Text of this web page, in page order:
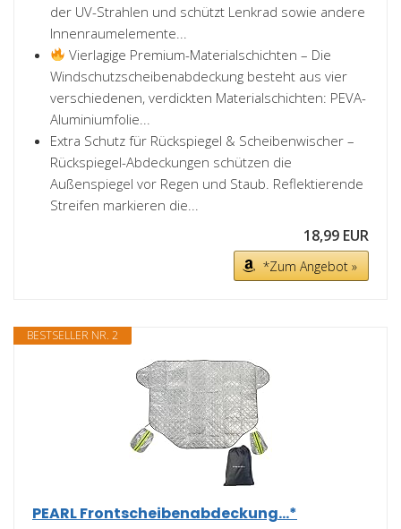
der UV-Strahlen und schützt Lenkrad sowie andere
Innenraumelemente...
Vierlagige Premium-Materialschichten – Die
Windschutzscheibenabdeckung besteht aus vier
verschiedenen, verdickten Materialschichten: PEVA-
Aluminiumfolie...
Extra Schutz für Rückspiegel & Scheibenwischer –
Rückspiegel-Abdeckungen schützen die
Außenspiegel vor Regen und Staub. Reflektierende
Streifen markieren die...
18,99 EUR
*Zum Angebot »
BESTSELLER NR. 2
PEARL Frontscheibenabdeckung...*